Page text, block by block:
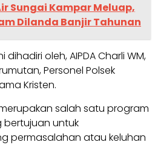
Sungai Kampar Meluap,
Dilanda Banjir Tahunan
oleh, AIPDA Charli WM,
Personel Polsek
Kristen.
salah satu program
bertujuan untuk
permasalahan atau keluhan